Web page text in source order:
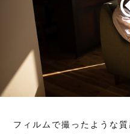
フィルムで撮ったような